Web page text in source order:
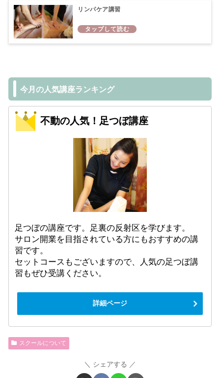
リンパケア講習
今月の人気講座ランキング
不動の人気！足つぼ講座
足つぼの講座です。足裏の反射区を学びます。
サロン開業を目指されている方にもおすすめの講
習です。
セットコースもございますので、人気の足つぼ講
習もぜひ受講ください。
詳細ページ
スクールについて
シェアする